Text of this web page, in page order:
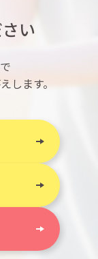
い
します。